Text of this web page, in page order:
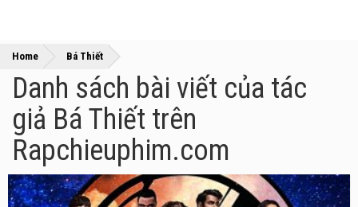
Home Bá Thiết
Danh sách bài viết của tác
giả Bá Thiết trên
Rapchieuphim.com